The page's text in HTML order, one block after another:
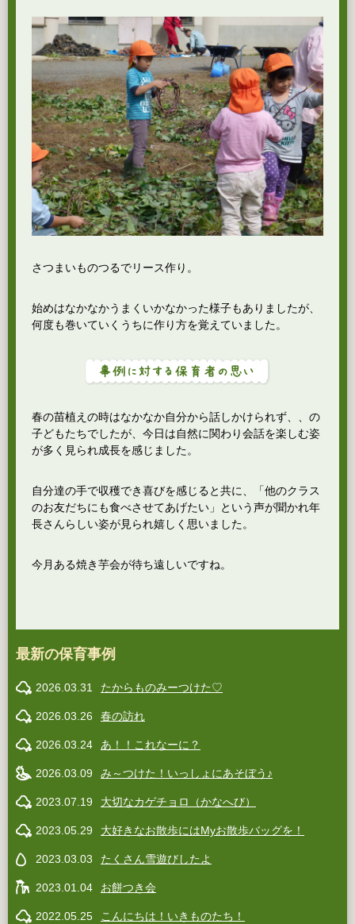
さつまいものつるでリース作り。
始めはなかなかうまくいかなかった様子もありましたが、
何度も巻いていくうちに作り方を覚えていました。
春の苗植えの時はなかなか自分から話しかけられず、、の
子どもたちでしたが、今日は自然に関わり会話を楽しむ姿
が多く見られ成長を感じました。
自分達の手で収穫でき喜びを感じると共に、「他のクラス
のお友だちにも食べさせてあげたい」という声が聞かれ年
長さんらしい姿が見られ嬉しく思いました。
今月ある焼き芋会が待ち遠しいですね。
最新の保育事例
2026.03.31 たからものみーつけた♡
2026.03.26 春の訪れ
2026.03.24 あ！！これなーに？
2026.03.09 み～つけた！いっしょにあそぼう♪
2023.07.19 大切なカゲチョロ（かなへび）
2023.05.29 大好きなお散歩にはMyお散歩バッグを！
2023.03.03 たくさん雪遊びしたよ
2023.01.04 お餅つき会
2022.05.25 こんにちは！いきものたち！